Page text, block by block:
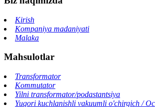
Kirish
Kompaniya madaniyati
Malaka
Mahsulotlar
Transformator
Kommutator
Yilni transformator/podastantsiya
Yuqori kuchlanishli vakuumli o'chirgich /